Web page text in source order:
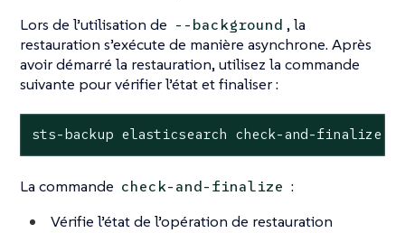
Lors de l’utilisation de --background , la
restauration s’exécute de manière asynchrone. Après
avoir démarré la restauration, utilisez la commande
suivante pour vérifier l’état et finaliser :
sts-backup elasticsearch check-and-finalize --
La commande check-and-finalize :
Vérifie l’état de l’opération de restauration